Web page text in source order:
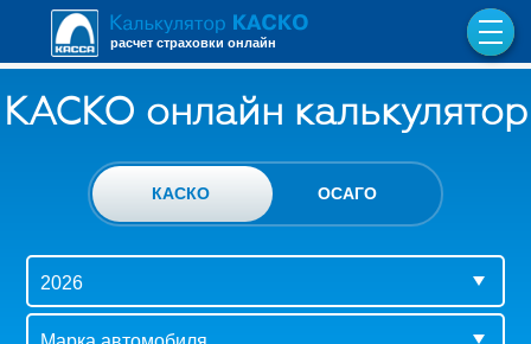
расчет страховки онлайн
КАСКО онлайн калькулятор
КАСКО ОСАГО